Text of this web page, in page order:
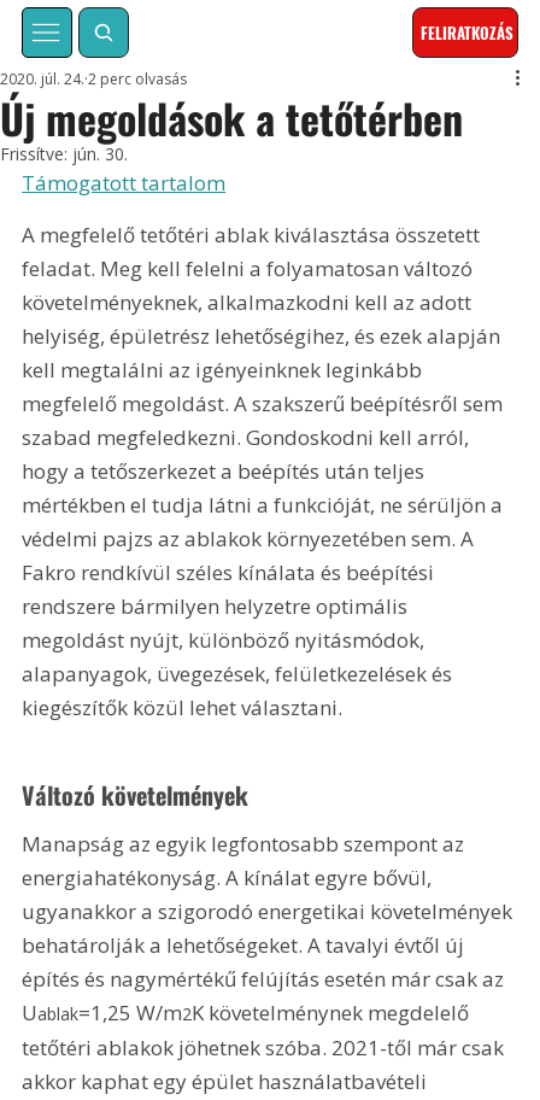
FELIRATKOZÁS
Új megoldások a tetőtérben
2020. júl. 24. 2 perc olvasás
Frissítve: jún. 30.
Támogatott tartalom
A megfelelő tetőtéri ablak kiválasztása összetett
feladat. Meg kell felelni a folyamatosan változó
követelményeknek, alkalmazkodni kell az adott
helyiség, épületrész lehetőségihez, és ezek alapján
kell megtalálni az igényeinknek leginkább
megfelelő megoldást. A szakszerű beépítésről sem
szabad megfeledkezni. Gondoskodni kell arról,
hogy a tetőszerkezet a beépítés után teljes
mértékben el tudja látni a funkcióját, ne sérüljön a
védelmi pajzs az ablakok környezetében sem. A
Fakro rendkívül széles kínálata és beépítési
rendszere bármilyen helyzetre optimális
megoldást nyújt, különböző nyitásmódok,
alapanyagok, üvegezések, felületkezelések és
kiegészítők közül lehet választani.
Változó követelmények
Manapság az egyik legfontosabb szempont az
energiahaté­konyság. A kínálat egyre bővül,
ugyanakkor a szigorodó energetikai követelmények
behatárolják a lehetőségeket. A tavalyi évtől új
építés és nagymértékű felújítás esetén már csak az
Uablak=1,25 W/m2K követelménynek megdelelő
tetőtéri ablakok jöhetnek szóba. 2021-től már csak
akkor kaphat egy épület használatbavételi